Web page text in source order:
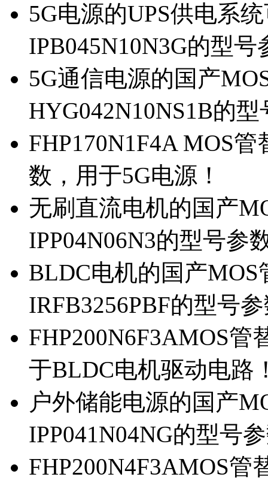
5G电源的UPS供电系
IPB045N10N3G的型号
5G通信电源的国产
HYG042N10NS1B的
FHP170N1F4A MOS
数，用于5G电源！
无刷直流电机的国产
IPP04N06N3的型号参
BLDC电机的国产MOS
IRFB3256PBF的型号
FHP200N6F3AMOS管
于BLDC电机驱动电路
户外储能电源的国产
IPP041N04NG的型号
FHP200N4F3AMOS管